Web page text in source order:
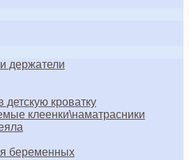
держатели
детскую кроватку
клеенки\наматрасники
беременных